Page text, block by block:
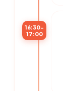
16:30-
17:00